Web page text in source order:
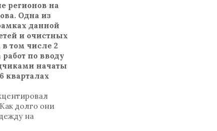
регионов на
Одна из
данной
и очистных
том числе 2
по вводу
начаты
кварталах
долго они
на